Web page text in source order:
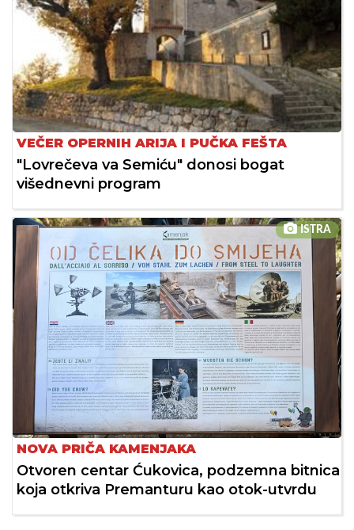
VEČER OPERNIH ARIJA I PUČKA FEŠTA
"Lovrečeva va Semiću" donosi bogat
višednevni program
ISTRA
NOVA PRIČA KAMENJAKA
Otvoren centar Ćukovica, podzemna bitnica
koja otkriva Premanturu kao otok-utvrdu